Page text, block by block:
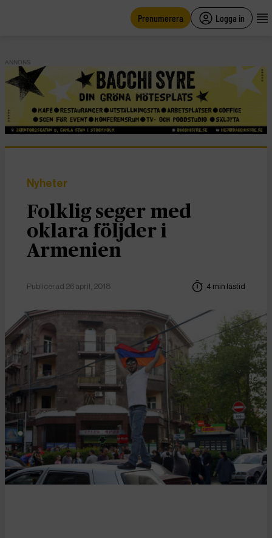
Prenumerera Logga in
ANNONS
Nyheter
Folklig seger med
oklara följder i
Armenien
Publicerad 26 april, 2018 4 min lästid